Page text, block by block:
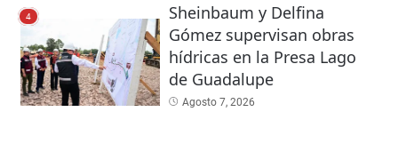
4
Sheinbaum y Delfina
Gómez supervisan obras
hídricas en la Presa Lago
de Guadalupe
Agosto 7, 2026